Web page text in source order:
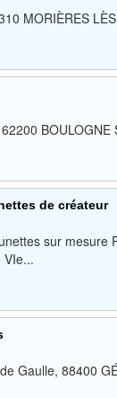
MORIÈRES
BOULOGNE
de créateur
sur mesure
Gaulle, 88400